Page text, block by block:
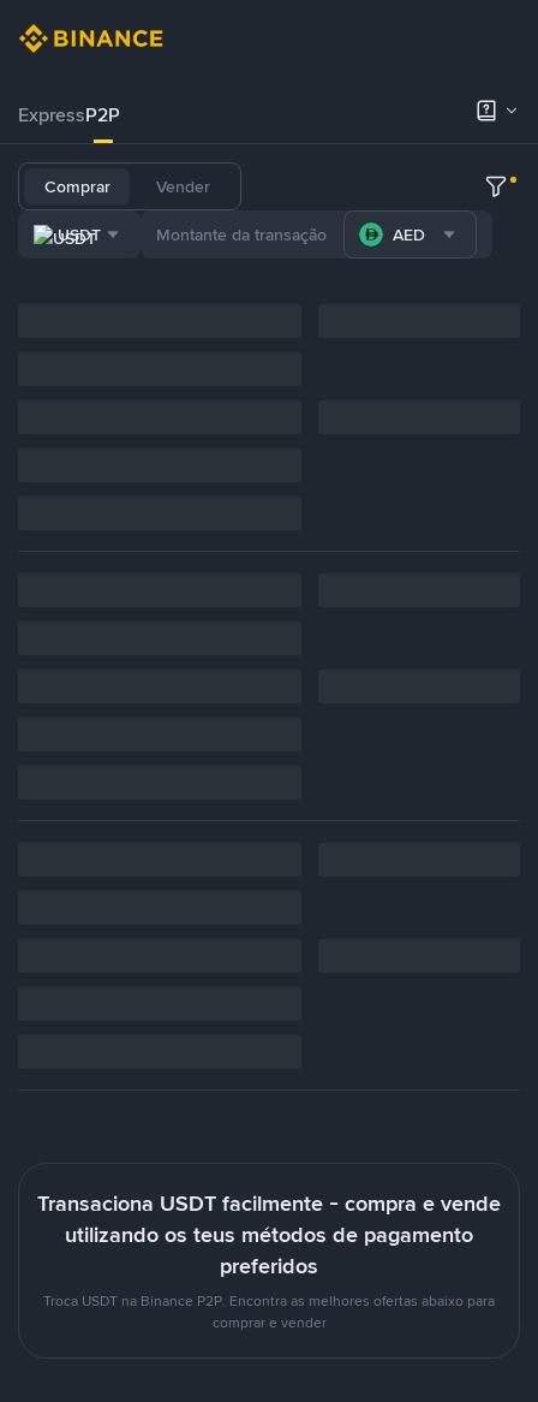
ExpressP2P
Comprar Vender
USDT AED
Transaciona USDT facilmente - compra e vende
utilizando os teus métodos de pagamento
preferidos
Troca USDT na Binance P2P. Encontra as melhores ofertas abaixo para
comprar e vender